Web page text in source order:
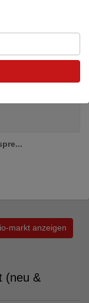
markt anzeigen
(neu &